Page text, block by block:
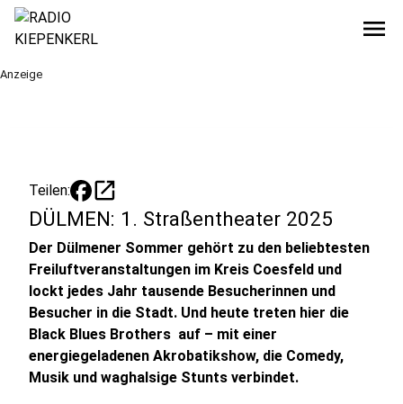
menu
Anzeige
Teilen: open_in_new
DÜLMEN: 1. Straßentheater 2025
Der Dülmener Sommer gehört zu den beliebtesten
Freiluftveranstaltungen im Kreis Coesfeld und
lockt jedes Jahr tausende Besucherinnen und
Besucher in die Stadt. Und heute treten hier die
Black Blues Brothers auf – mit einer
energiegeladenen Akrobatikshow, die Comedy,
Musik und waghalsige Stunts verbindet.